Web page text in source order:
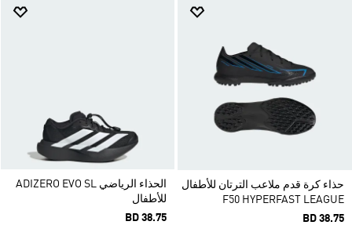
حذاء كرة قدم ملاعب الترتان للأطفال
F50 HYPERFAST LEAGUE
BD 38.75
الحذاء الرياضي ADIZERO EVO SL
للأطفال
BD 38.75